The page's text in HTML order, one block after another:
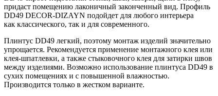
придаст помещению лаконичный законченный вид. Профиль
DD49 DECOR-DIZAYN подойдет для любого интерьера
как классического, так и для современного.
Плинтус DD49 легкий, поэтому монтаж изделий значительно
упрощается. Рекомендуется применение монтажного клея или
клея-шпатлевки, а также стыковочного клея для затирки швов
между изделиями. Возможно использование плинтуса DD49 в
сухих помещениях и с повышенной влажностью.
Производится только в жестком варианте.